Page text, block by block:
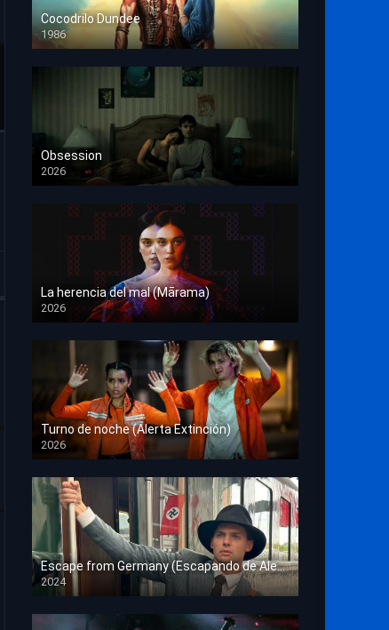
Cocodrilo Dundee
1986
HD 1080p
Obsession
2026
HD 1080p
La herencia del mal (Mārama)
2026
HD 1080p
Turno de noche (Alerta Extinción)
2026
HD 1080p
Escape from Germany (Escapando de Alemania)
2024
HD 1080p